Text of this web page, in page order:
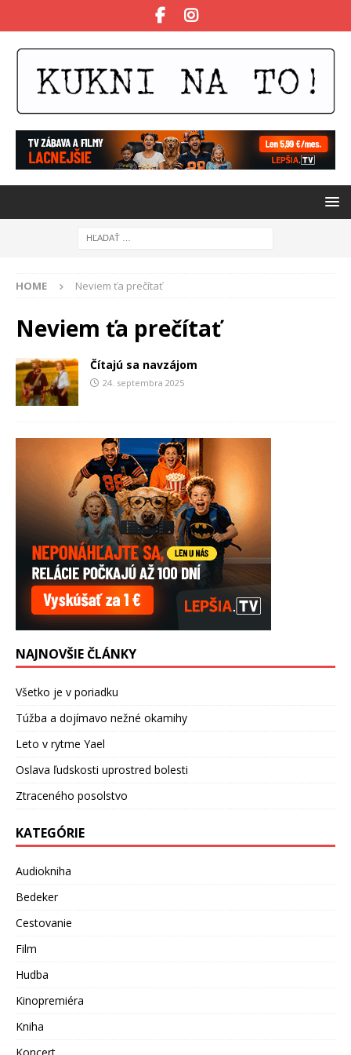
HOME Neviem ťa prečítať
Neviem ťa prečítať
Čítajú sa navzájom
24. septembra 2025
NAJNOVŠIE ČLÁNKY
Všetko je v poriadku
Túžba a dojímavo nežné okamihy
Leto v rytme Yael
Oslava ľudskosti uprostred bolesti
Ztraceného posolstvo
KATEGÓRIE
Audiokniha
Bedeker
Cestovanie
Film
Hudba
Kinopremiéra
Kniha
Koncert